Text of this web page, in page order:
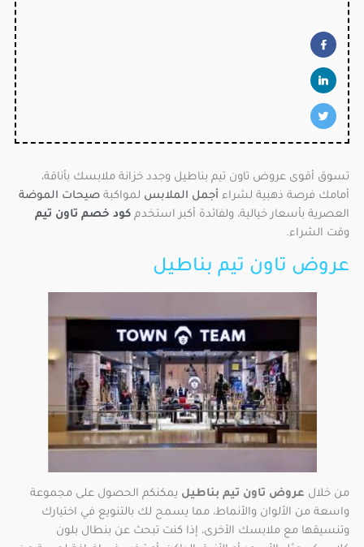
تسوق أقوى عروض تاون تيم بناطيل وجدد خزانة ملابسك بأناقة،
أمامك فرصة ذهبية لشراء أجمل الملابس لمواكبة صيحات الموضة
العصرية بأسعار خيالية، ولفائدة أكبر استخدم كود خصم تاون تيم
وقت الشراء.
عروض تاون تيم بناطيل
من خلال عروض تاون تيم بناطيل يمكنكم الحصول على مجموعة
واسعة من الألوان والأنماط، مما يسمح لك بالتنويع في اختيارك
وتنسيقها مع ملابسك الأخرى، إذا كنت تبحث عن بنطال بلون